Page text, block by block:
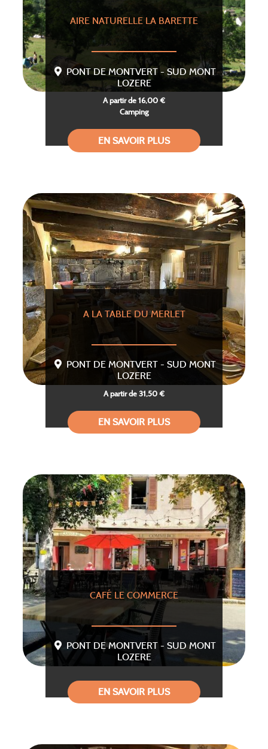
AIRE NATURELLE LA BARETTE
PONT DE MONTVERT - SUD MONT
LOZERE
A partir de 16,00 €
Camping
EN SAVOIR PLUS
A LA TABLE DU MERLET
PONT DE MONTVERT - SUD MONT
LOZERE
A partir de 31,50 €
EN SAVOIR PLUS
CAFÉ LE COMMERCE
PONT DE MONTVERT - SUD MONT
LOZERE
EN SAVOIR PLUS